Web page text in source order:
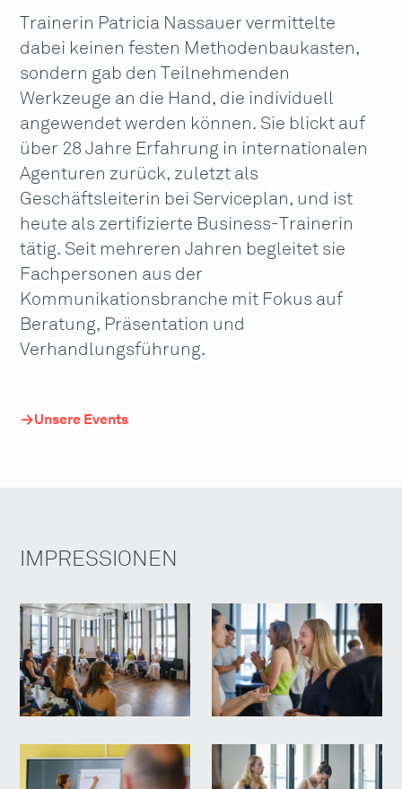
Trainerin Patricia Nassauervermittelte
dabei keinen festen Methodenbaukasten,
sondern gab den Teilnehmenden
Werkzeuge an die Hand, die individuell
angewendet werden können. Sie blickt auf
über 28 Jahre Erfahrung in internationalen
Agenturen zurück, zuletzt als
Geschäftsleiterin bei Serviceplan, und ist
heute als zertifizierte Business-Trainerin
tätig. Seit mehreren Jahren begleitet sie
Fachpersonen aus der
Kommunikationsbranche mit Fokus auf
Beratung, Präsentation und
Verhandlungsführung.
Unsere Events
IMPRESSIONEN